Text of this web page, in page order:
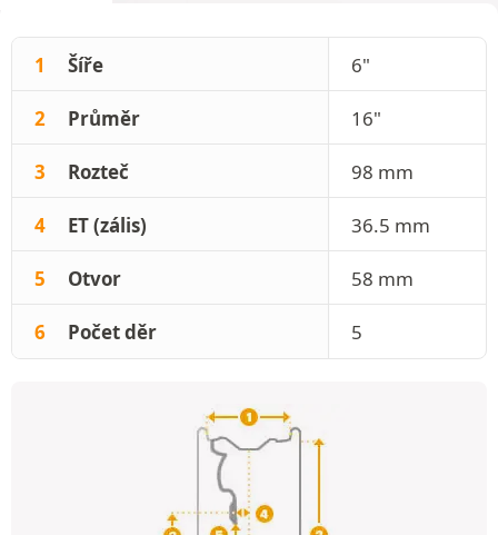
1 Šíře 6"
2 Průměr 16"
3 Rozteč 98 mm
4 ET (zális) 36.5 mm
5 Otvor 58 mm
6 Počet děr 5